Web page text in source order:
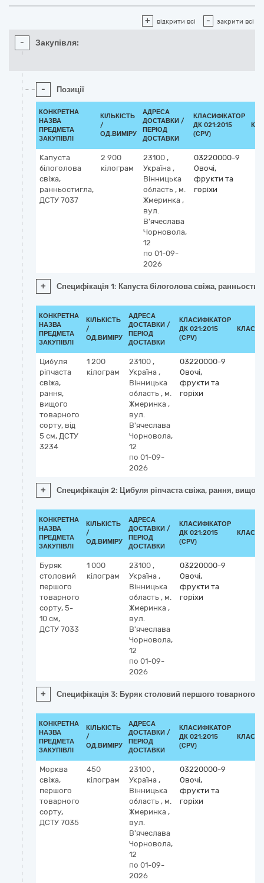
+ відкрити всі - закрити всі
- Закупівля:
- Позиції
КОНКРЕТНА
НАЗВА
ПРЕДМЕТА
ЗАКУПІВЛІ
КІЛЬКІСТЬ
/
ОД.ВИМІРУ
АДРЕСА
ДОСТАВКИ /
ПЕРІОД
ДОСТАВКИ
КЛАСИФІКАТОР
ДК 021:2015
(CPV)
Капуста
білоголова
свіжа,
ранньостигла,
ДСТУ 7037
2 900
кілограм
23100 ,
Україна ,
Вінницька
область , м.
Жмеринка ,
вул.
В'ячеслава
Чорновола,
12
по 01-09-
2026
03220000-9
Овочі,
фрукти та
горіхи
+ Специфікація 1: Капуста білоголова свіжа,
КОНКРЕТНА
НАЗВА
ПРЕДМЕТА
ЗАКУПІВЛІ
КІЛЬКІСТЬ
/
ОД.ВИМІРУ
АДРЕСА
ДОСТАВКИ /
ПЕРІОД
ДОСТАВКИ
КЛАСИФІКАТОР
ДК 021:2015
(CPV)
Цибуля
ріпчаста
свіжа,
рання,
вищого
товарного
сорту, від
5 см, ДСТУ
3234
1 200
кілограм
23100 ,
Україна ,
Вінницька
область , м.
Жмеринка ,
вул.
В'ячеслава
Чорновола,
12
по 01-09-
2026
03220000-9
Овочі,
фрукти та
горіхи
+ Специфікація 2: Цибуля ріпчаста свіжа, рання,
КОНКРЕТНА
НАЗВА
ПРЕДМЕТА
ЗАКУПІВЛІ
КІЛЬКІСТЬ
/
ОД.ВИМІРУ
АДРЕСА
ДОСТАВКИ /
ПЕРІОД
ДОСТАВКИ
КЛАСИФІКАТОР
ДК 021:2015
(CPV)
Буряк
столовий
першого
товарного
сорту, 5-
10 см,
ДСТУ 7033
1 000
кілограм
23100 ,
Україна ,
Вінницька
область , м.
Жмеринка ,
вул.
В'ячеслава
Чорновола,
12
по 01-09-
2026
03220000-9
Овочі,
фрукти та
горіхи
+ Специфікація 3: Буряк столовий першого товарного
КОНКРЕТНА
НАЗВА
ПРЕДМЕТА
ЗАКУПІВЛІ
КІЛЬКІСТЬ
/
ОД.ВИМІРУ
АДРЕСА
ДОСТАВКИ /
ПЕРІОД
ДОСТАВКИ
КЛАСИФІКАТОР
ДК 021:2015
(CPV)
Морква
свіжа,
першого
товарного
сорту,
ДСТУ 7035
450
кілограм
23100 ,
Україна ,
Вінницька
область , м.
Жмеринка ,
вул.
В'ячеслава
Чорновола,
12
по 01-09-
2026
03220000-9
Овочі,
фрукти та
горіхи